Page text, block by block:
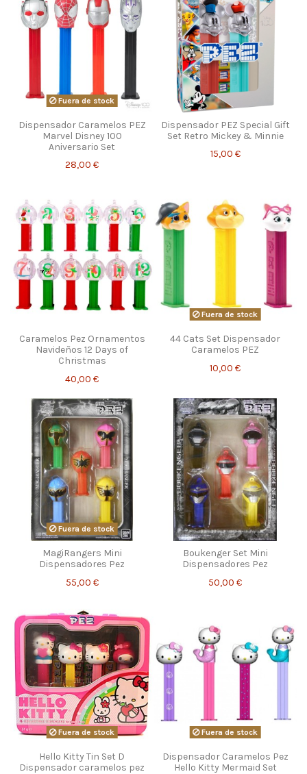
Fuera de stock
Dispensador Caramelos PEZ
Marvel Disney 100
Aniversario Set
28,00 €
Dispensador PEZ Special Gift
Set Retro Mickey & Minnie
15,00 €
Caramelos Pez Ornamentos
Navideños 12 Days of
Christmas
40,00 €
Fuera de stock
44 Cats Set Dispensador
Caramelos PEZ
10,00 €
Fuera de stock
MagiRangers Mini
Dispensadores Pez
55,00 €
Boukenger Set Mini
Dispensadores Pez
50,00 €
Fuera de stock
Hello Kitty Tin Set D
Dispensador caramelos pez
Fuera de stock
Dispensador Caramelos Pez
Hello Kitty Mermaid Set